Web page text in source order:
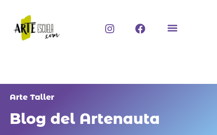
contenido
I
n
r
F
a
o
Arte Taller
Blog del Artenauta